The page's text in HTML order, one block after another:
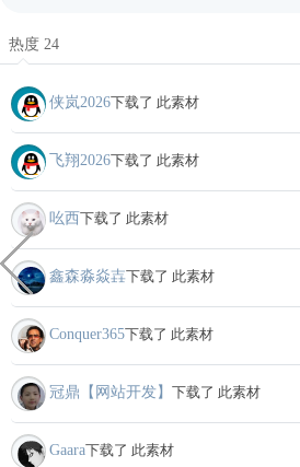
热度 24
侠岚2026下载了 此素材
飞翔2026下载了 此素材
吆西下载了 此素材
鑫森淼焱壵下载了 此素材
Conquer365下载了 此素材
冠鼎【网站开发】 下载了 此素材
Gaara下载了 此素材